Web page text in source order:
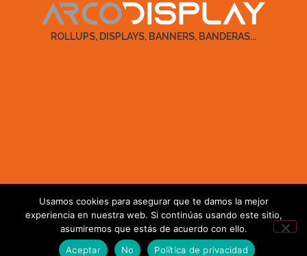
ROLLUPS, DISPLAYS, BANNERS, BANDERAS...
Usamos cookies para asegurar que te damos la mejor
experiencia en nuestra web. Si continúas usando este sitio,
asumiremos que estás de acuerdo con ello.
Aceptar
No Política de privacidad